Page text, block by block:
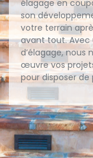
élagage en
son
votre terrain
avant tout. Avec
d’élagage, nous
œuvre vos
pour disposer de